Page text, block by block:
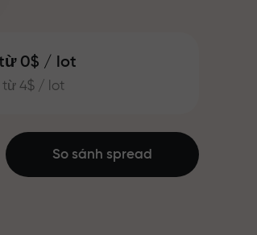
0$ / lot
từ 4$ / lot
So sánh spread